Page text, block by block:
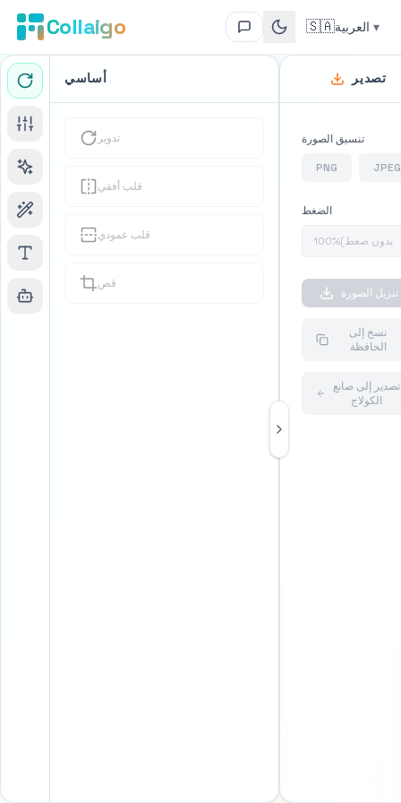
Collaigo 🇸🇦العربية ▾
أساسي
تدوير
قلب أفقي
قلب عمودي
قص
صورة
وأفلت،
تصدير
تنسيق الصورة
PNG
JPEG
الضغط
تنزيل الصورة
نسخ إلى
الحافظة
تصدير إلى صانع
الكولاج